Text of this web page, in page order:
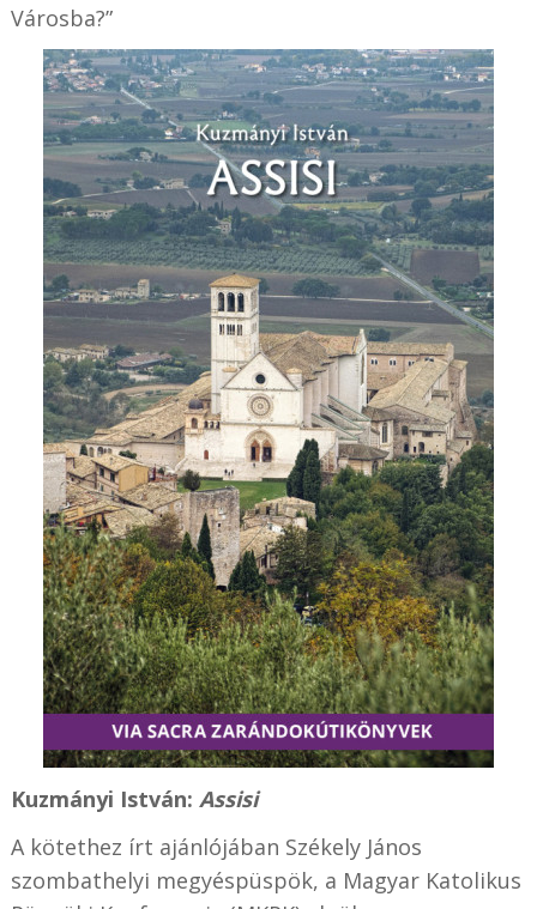
Városba?”
Kuzmányi István: Assisi
A kötethez írt ajánlójában Székely János
szombathelyi megyéspüspök, a Magyar Katolikus